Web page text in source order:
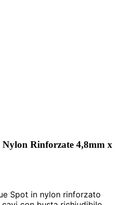
Nylon Rinforzate 4,8mm x
Spot in nylon rinforzato